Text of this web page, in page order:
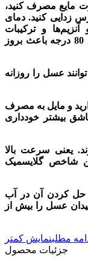
مایع مصرف کنید،
سانتیگراد رس زدایی کنید. دمای
و ترکیبات
شفابخش عسل را کم اثر می‌کند. دمای بالای 80 درجه باعث بروز
عسل را روزانه
و مایل به مصرف
بیشتر خودداری
یعنی سرعت بالا
شاخص گلایسمیک
حل کردن آن در آب
عسل را بیش از
مطلبنمایش کمتر
جزئیات محصول